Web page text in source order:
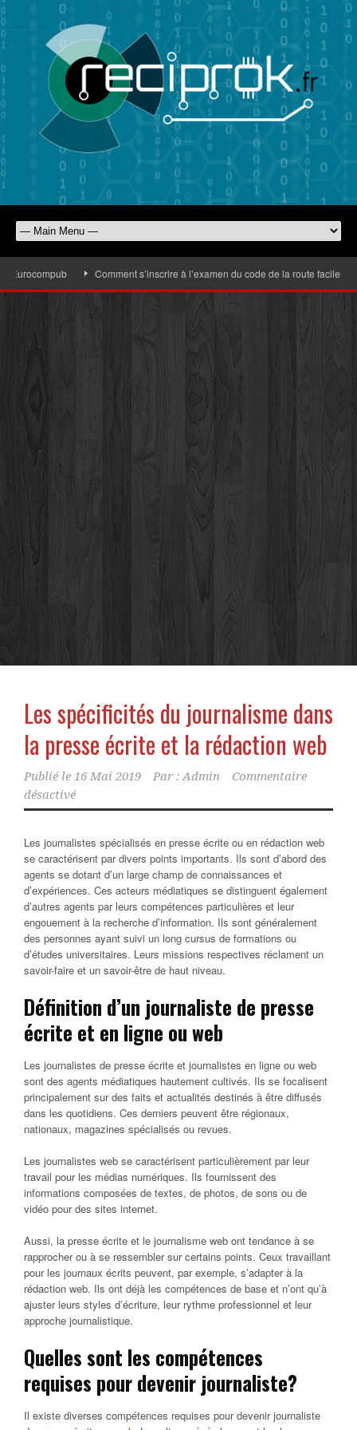
Comment s’inscrire à l’examen du code de la route facilement
Les spécificités du journalisme dans
la presse écrite et la rédaction web
Publié le 16 Mai 2019 Par : Admin
Commentaire
désactivé
Les journalistes spécialisés en presse écrite ou en rédaction web
se caractérisent par divers points importants. Ils sont d’abord des
agents se dotant d’un large champ de connaissances et
d’expériences. Ces acteurs médiatiques se distinguent également
d’autres agents par leurs compétences particulières et leur
engouement à la recherche d’information. Ils sont généralement
des personnes ayant suivi un long cursus de formations ou
d’études universitaires. Leurs missions respectives réclament un
savoir-faire et un savoir-être de haut niveau.
Définition d’un journaliste de presse
écrite et en ligne ou web
Les journalistes de presse écrite et journalistes en ligne ou web
sont des agents médiatiques hautement cultivés. Ils se focalisent
principalement sur des faits et actualités destinés à être diffusés
dans les quotidiens. Ces derniers peuvent être régionaux,
nationaux, magazines spécialisés ou revues.
Les journalistes web se caractérisent particulièrement par leur
travail pour les médias numériques. Ils fournissent des
informations composées de textes, de photos, de sons ou de
vidéo pour des sites internet.
Aussi, la presse écrite et le journalisme web ont tendance à se
rapprocher ou à se ressembler sur certains points. Ceux travaillant
pour les journaux écrits peuvent, par exemple, s’adapter à la
rédaction web. Ils ont déjà les compétences de base et n’ont qu’à
ajuster leurs styles d’écriture, leur rythme professionnel et leur
approche journalistique.
Quelles sont les compétences
requises pour devenir journaliste?
Il existe diverses compétences requises pour devenir journaliste